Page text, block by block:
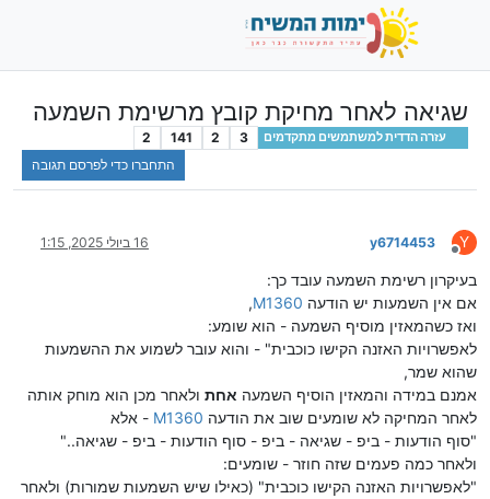
שגיאה לאחר מחיקת קובץ מרשימת השמעה
עזרה הדדית למשתמשים מתקדמים 3
2
141
2
התחברו כדי לפרסם תגובה
Y
מנותק
y6714453 16 ביולי 2025, 1:15
בעיקרון רשימת השמעה עובד כך:
אם אין השמעות יש הודעה M1360
,
ואז כשהמאזין מוסיף השמעה - הוא שומע:
לאפשרויות האזנה הקישו כוכבית" - והוא עובר לשמוע את ההשמעות
שהוא שמר,
אמנם במידה והמאזין הוסיף השמעה אחת ולאחר מכן הוא מוחק אותה
לאחר המחיקה לא שומעים שוב את הודעה M1360 - אלא
"סוף הודעות - ביפ - שגיאה - ביפ - סוף הודעות - ביפ - שגיאה.."
ולאחר כמה פעמים שזה חוזר - שומעים:
"לאפשרויות האזנה הקישו כוכבית" (כאילו שיש השמעות שמורות) ולאחר